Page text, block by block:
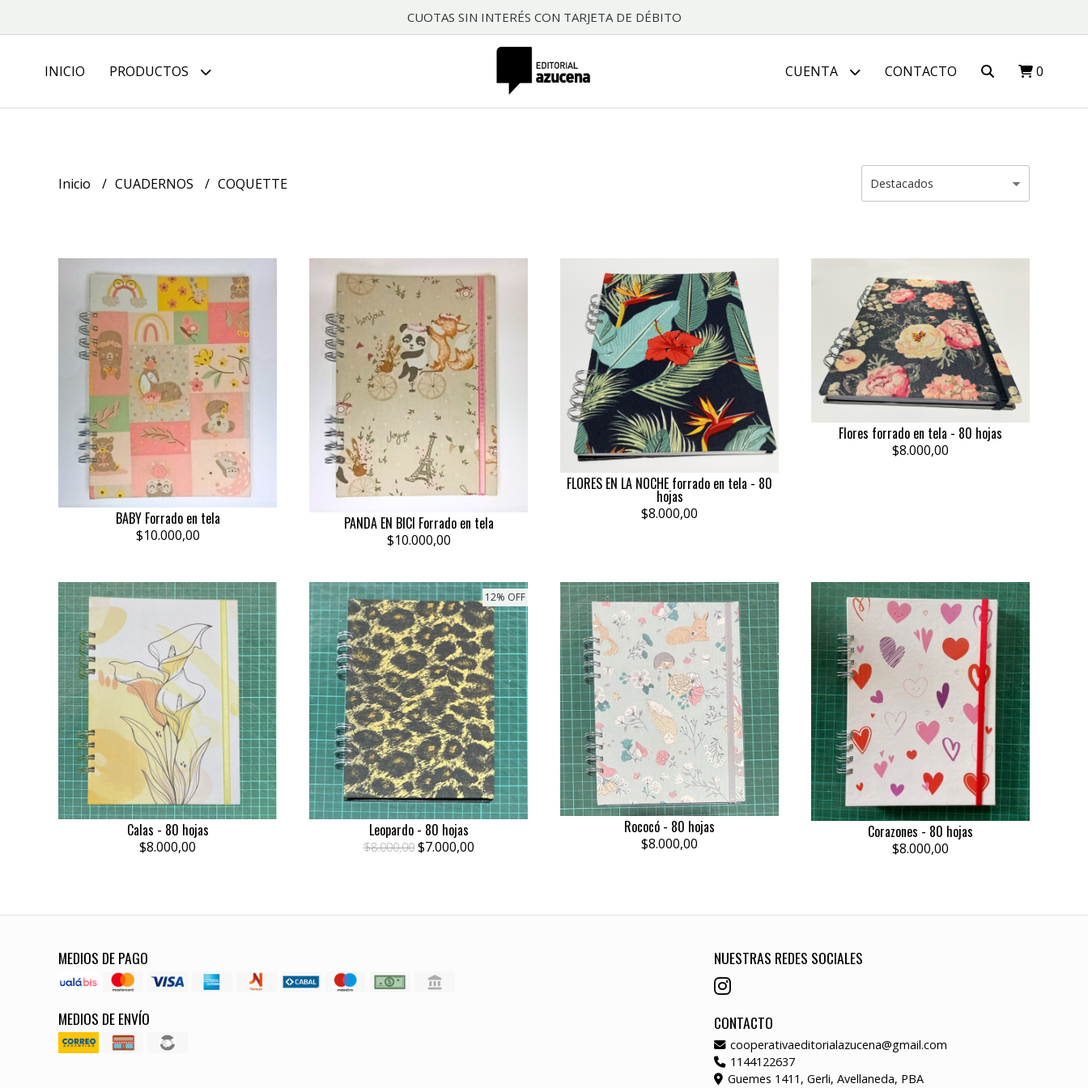
CUOTAS SIN INTERÉS CON TARJETA DE DÉBITO
INICIO PRODUCTOS CUENTA CONTACTO 0
Inicio CUADERNOS COQUETTE
BABY Forrado en tela
$10.000,00
PANDA EN BICI Forrado en tela
$10.000,00
FLORES EN LA NOCHE forrado en tela - 80
hojas
$8.000,00
Flores forrado en tela - 80 hojas
$8.000,00
Calas - 80 hojas
$8.000,00
12% OFF
Leopardo - 80 hojas
$8.000,00$7.000,00
Rococó - 80 hojas
$8.000,00
Corazones - 80 hojas
$8.000,00
MEDIOS DE PAGO
MEDIOS DE ENVÍO
NUESTRAS REDES SOCIALES
CONTACTO
cooperativaeditorialazucena@gmail.com
1144122637
Guemes 1411, Gerli, Avellaneda, PBA